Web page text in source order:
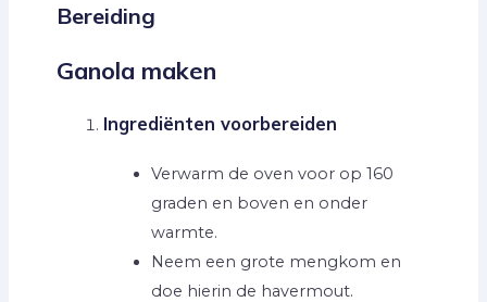
Bereiding
Ganola maken
Ingrediënten voorbereiden
Verwarm de oven voor op 160
graden en boven en onder
warmte.
Neem een grote mengkom en
doe hierin de havermout.